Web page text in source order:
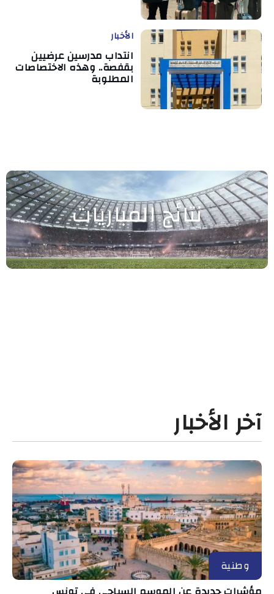
الأخبار
انتداب مدرسين عرضيين
بقفصة.. وهذه الاختصاصات
المطلوبة
نتائج المباريات
آخر الأخبار
وطنية